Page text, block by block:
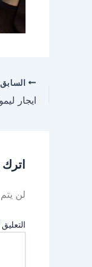
السابق
ايجار
اترك
لن
التعليق